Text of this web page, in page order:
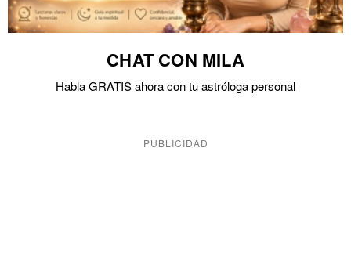
CHAT CON MILA
Habla GRATIS ahora con tu astróloga personal